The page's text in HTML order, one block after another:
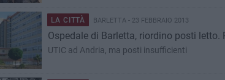
LA CITTÀ BARLETTA - 23 FEBBRAIO 2013
Ospedale di Barletta, riordino posti letto.
UTIC ad Andria, ma posti insufficienti